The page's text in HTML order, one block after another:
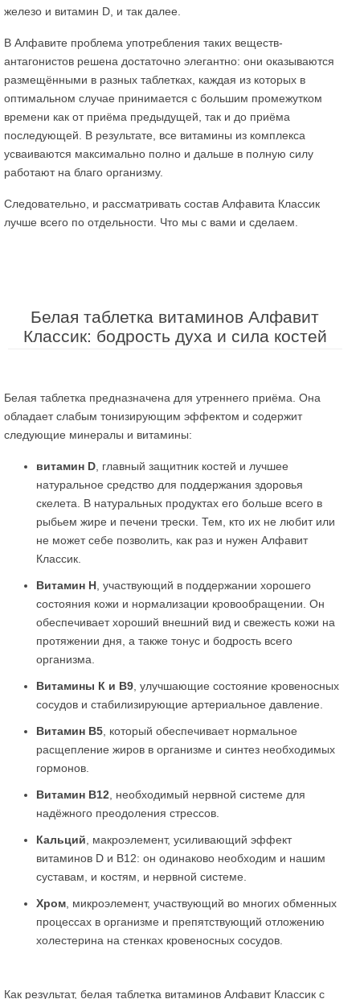
железо и витамин D, и так далее.
В Алфавите проблема употребления таких веществ-
антагонистов решена достаточно элегантно: они оказываются
размещёнными в разных таблетках, каждая из которых в
оптимальном случае принимается с большим промежутком
времени как от приёма предыдущей, так и до приёма
последующей. В результате, все витамины из комплекса
усваиваются максимально полно и дальше в полную силу
работают на благо организму.
Следовательно, и рассматривать состав Алфавита Классик
лучше всего по отдельности. Что мы с вами и сделаем.
Белая таблетка витаминов Алфавит
Классик: бодрость духа и сила костей
Белая таблетка предназначена для утреннего приёма. Она
обладает слабым тонизирующим эффектом и содержит
следующие минералы и витамины:
витамин D , главный защитник костей и лучшее
натуральное средство для поддержания здоровья
скелета. В натуральных продуктах его больше всего в
рыбьем жире и печени трески. Тем, кто их не любит или
не может себе позволить, как раз и нужен Алфавит
Классик.
Витамин Н , участвующий в поддержании хорошего
состояния кожи и нормализации кровообращении. Он
обеспечивает хороший внешний вид и свежесть кожи на
протяжении дня, а также тонус и бодрость всего
организма.
Витамины К и В9 , улучшающие состояние кровеносных
сосудов и стабилизирующие артериальное давление.
Витамин В5 , который обеспечивает нормальное
расщепление жиров в организме и синтез необходимых
гормонов.
Витамин В12 , необходимый нервной системе для
надёжного преодоления стрессов.
Кальций , макроэлемент, усиливающий эффект
витаминов D и B12: он одинаково необходим и нашим
суставам, и костям, и нервной системе.
Хром , микроэлемент, участвующий во многих обменных
процессах в организме и препятствующий отложению
холестерина на стенках кровеносных сосудов.
Как результат, белая таблетка витаминов Алфавит Классик с